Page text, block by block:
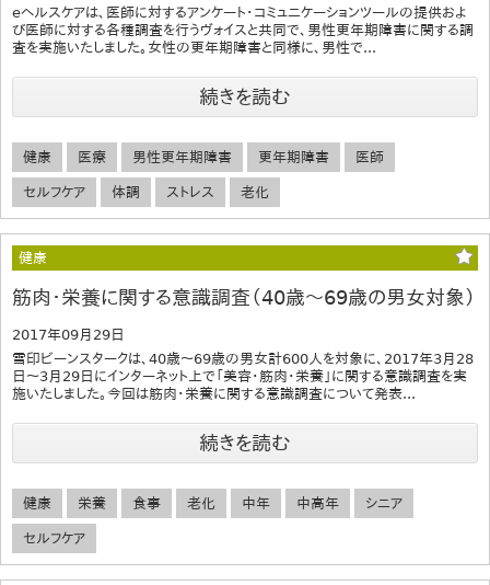
eヘルスケアは、医師に対するアンケート・コミュニケーションツールの提供およ
び医師に対する各種調査を行うヴォイスと共同で、男性更年期障害に関する調
査を実施いたしました。女性の更年期障害と同様に、男性で...
続きを読む
健康 医療 男性更年期障害 更年期障害 医師
セルフケア 体調 ストレス 老化
健康
筋肉・栄養に関する意識調査（40歳～69歳の男女対象）
2017年09月29日
雪印ビーンスタークは、40歳～69歳の男女計600人を対象に、2017年3月28
日～3月29日にインターネット上で「美容・筋肉・栄養」に関する意識調査を実
施いたしました。今回は筋肉・栄養に関する意識調査について発表...
続きを読む
健康 栄養 食事 老化 中年 中高年 シニア
セルフケア